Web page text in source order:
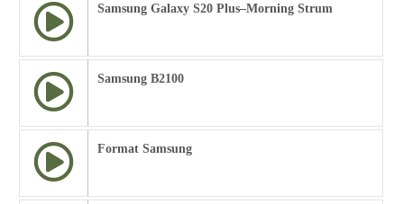
Samsung Galaxy S20 Plus–Morning Strum
Samsung B2100
Format Samsung